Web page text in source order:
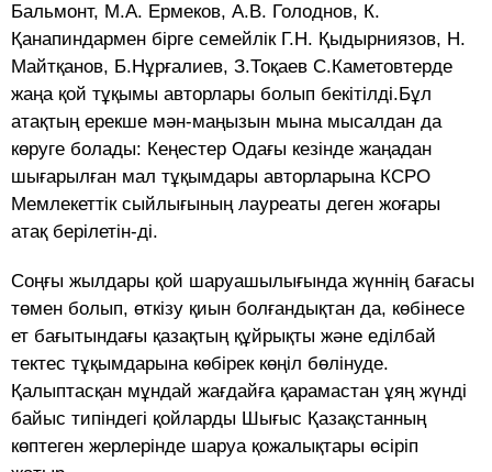
Бальмонт, М.А. Ермеков, А.В. Голоднов, К.
Қанапиндармен бірге семейлік Г.Н. Қыдырниязов, Н.
Майтқанов, Б.Нұрғалиев, З.Тоқаев С.Каметовтерде
жаңа қой тұқымы авторлары болып бекітілді.Бұл
атақтың ерекше мән-маңызын мына мысалдан да
көруге болады: Кеңестер Одағы кезінде жаңадан
шығарылған мал тұқымдары авторларына КСРО
Мемлекеттік сыйлығының лауреаты деген жоғары
атақ берілетін-ді.
Соңғы жылдары қой шаруашылығында жүннің бағасы
төмен болып, өткізу қиын болғандықтан да, көбінесе
ет бағытындағы қазақтың құйрықты және еділбай
тектес тұқымдарына көбірек көңіл бөлінуде.
Қалыптасқан мұндай жағдайға қарамастан ұяң жүнді
байыс типіндегі қойларды Шығыс Қазақстанның
көптеген жерлерінде шаруа қожалықтары өсіріп